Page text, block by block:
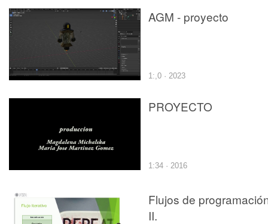
AGM - proyecto
1:,0 · 2023
PROYECTO
1:34 · 2016
Flujos de
II.